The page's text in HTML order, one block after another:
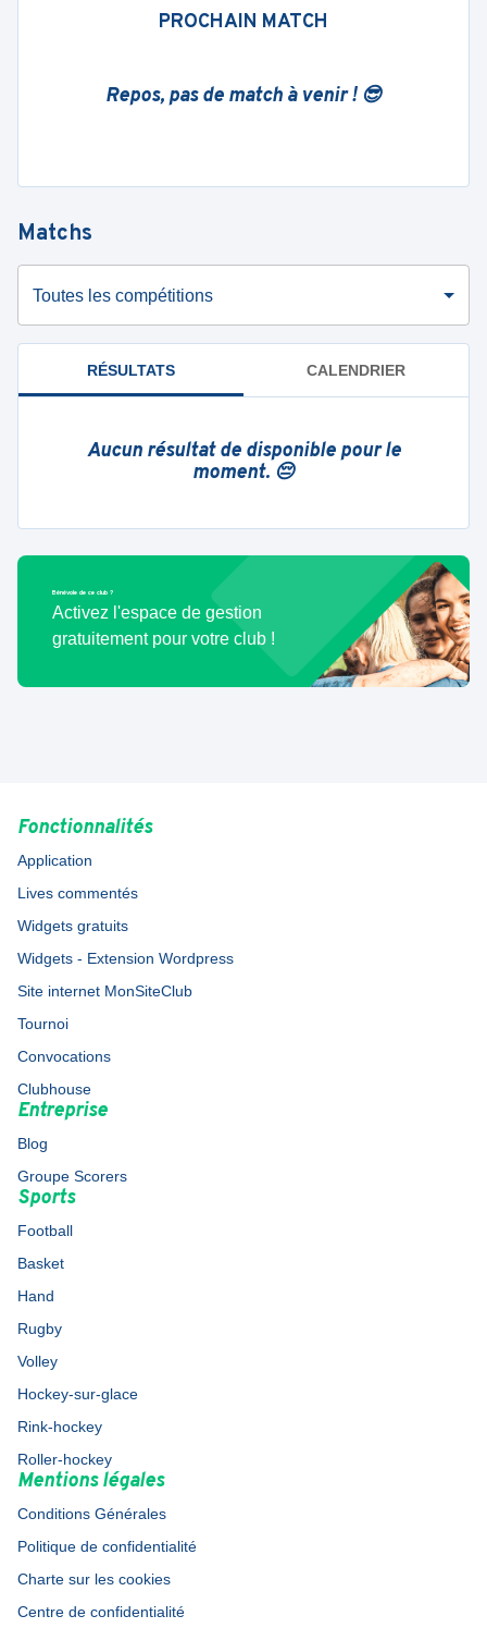
PROCHAIN MATCH
Repos, pas de match à venir ! 😎
Matchs
Toutes les compétitions
RÉSULTATS CALENDRIER
Aucun résultat de disponible pour le
moment. 😔
Bénévole de ce club ?
Activez l'espace de gestion
gratuitement pour votre club !
Fonctionnalités
Application
Lives commentés
Widgets gratuits
Widgets - Extension Wordpress
Site internet MonSiteClub
Tournoi
Convocations
Clubhouse
Entreprise
Blog
Groupe Scorers
Sports
Football
Basket
Hand
Rugby
Volley
Hockey-sur-glace
Rink-hockey
Roller-hockey
Mentions légales
Conditions Générales
Politique de confidentialité
Charte sur les cookies
Centre de confidentialité